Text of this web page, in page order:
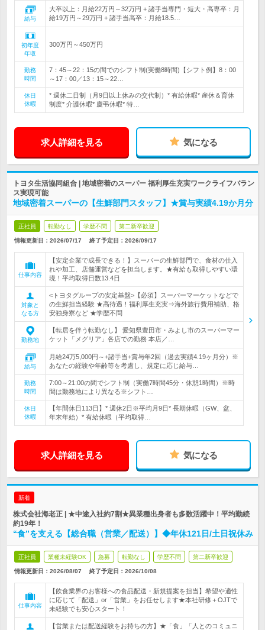
給与
大卒以上：月給22万円～32万円 + 諸手当専門・短大・高専卒：月
給19万円～29万円 + 諸手当高卒：月給18.5…
初年度
年収
300万円～450万円
勤務
時間
7：45～22：15の間でのシフト制(実働8時間)【シフト例】8：00
～17：00／13：15～22…
休日
休暇
* 週休二日制（月9日以上休みの交代制）* 有給休暇* 産休＆育休
制度* 介護休暇* 慶弔休暇* 特…
求人詳細を見る 気になる
トヨタ生活協同組合 | 地域密着のスーパー 福利厚生充実ワークライフバラン
ス実現可能
地域密着スーパーの【生鮮部門スタッフ】★賞与実績4.19か月分
正社員 転勤なし 学歴不問 第二新卒歓迎
情報更新日：2026/07/17 終了予定日： 2026/09/17
仕事内容
【安定企業で成長できる！】スーパーの生鮮部門で、食材の仕入
れや加工、店舗運営などを担当します。★有給も取得しやすい環
境！平均取得日数13.4日
対象と
なる方
<トヨタグループの安定基盤>【必須】スーパーマーケットなどで
の生鮮担当経験 ★高待遇！福利厚生充実⇒海外旅行費用補助、格
安独身寮など ★学歴不問
勤務地
【転居を伴う転勤なし】 愛知県豊田市・みよし市のスーパーマー
ケット「メグリア」各店での勤務 本店／…
給与
月給24万5,000円～+諸手当+賞与年2回（過去実績4.19ヶ月分）※
あなたの経験や年齢等を考慮し、規定に応じ給与…
勤務
時間
7:00～21:00の間でシフト制（実働7時間45分・休憩1時間）※時
間は勤務地により異なる※シフト…
休日
休暇
【年間休日113日】* 週休2日※平均月9日* 長期休暇（GW、盆、
年末年始）* 有給休暇（平均取得…
求人詳細を見る 気になる
新着
株式会社海老正 | ★中途入社約7割★異業種出身者も多数活躍中！平均勤続
約19年！
“食”を支える【総合職（営業／配送）】◆年休121日/土日祝休み
正社員 業種未経験OK 急募 転勤なし 学歴不問 第二新卒歓迎
情報更新日：2026/08/07 終了予定日： 2026/10/08
仕事内容
【飲食業界のお客様への食品配送・新規提案を担当】希望や適性
に応じて「配送」or「営業」をお任せします★本社研修＋OJTで
未経験でも安心スタート！
【営業または配送経験をお持ちの方】★「食」「人とのコミュニ